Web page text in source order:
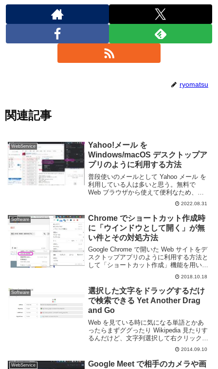
ryomatsu
関連記事
WebService
Yahoo!メール を
Windows/macOS デスクトップア
プリのように利用する方法
普段使いのメールとして Yahoo メール を
利用している人は多いと思う。無料で
Web ブラウザから使えて便利なため、特
に日本には利用者が多い。基本的に Web
ブラウザで動く事を前提としている Yahoo
メール だが、Web の使い勝...
2022.08.31
Software
Chrome でショートカット作成時
に「ウインドウとして開く」が無
い件とその対処方法
Google Chrome で開いた Web サイトをデ
スクトップアプリのように利用する方法と
して「ショートカット作成」機能を用いる
方法がある。「ショートカットを作成」ダ
イアログにある「ウインドウとして開く」
オプションを有効にすると Win...
2018.10.18
Software
選択した文字をドラッグするだけ
で検索できる Yet Another Drag
and Go
Web を見ている時に気になる単語とかあ
ったらまずググったり Wikipedia 見たりす
るんだけど、文字列選択して右クリックし
て検索を選ぶってのが結構面倒臭い。それ
にデフォルトの検索エンジンしか利用でき
ないので検索対象の Web サービス...
2014.09.10
WebService
Google Meet で相手のカメラや画